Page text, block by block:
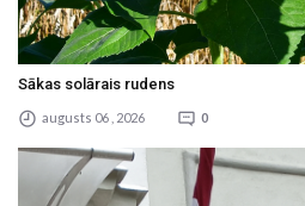
Sākas solārais rudens
augusts 06 , 2026 0